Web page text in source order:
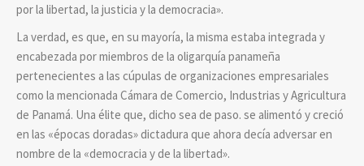
por la libertad, la justicia y la democracia».
La verdad, es que, en su mayoría, la misma estaba integrada y
encabezada por miembros de la oligarquía panameña
pertenecientes a las cúpulas de organizaciones empresariales
como la mencionada Cámara de Comercio, Industrias y Agricultura
de Panamá. Una élite que, dicho sea de paso. se alimentó y creció
en las «épocas doradas» dictadura que ahora decía adversar en
nombre de la «democracia y de la libertad».